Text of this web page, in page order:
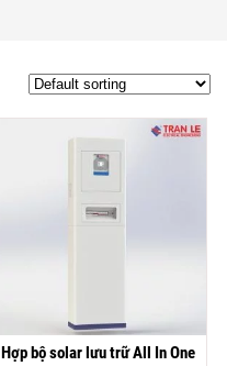
Hợp bộ solar lưu trữ All In One